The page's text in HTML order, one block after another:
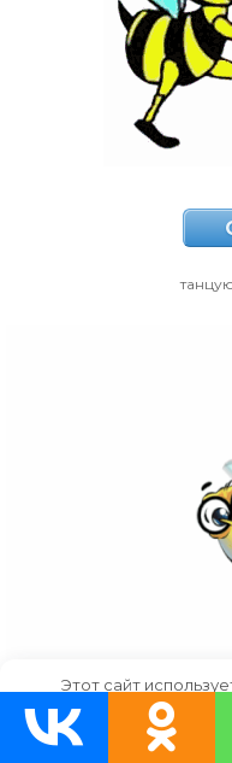
Этот сайт
Продолжая
работу с